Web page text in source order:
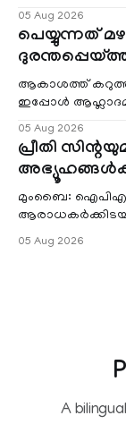
തുടരുന്നു. സീ5-ൽ
05 Aug 2026
പെയ്യുന്നത്
ആകാശത്ത്
ഇപ്പോൾ
ഒരുകാലത്ത്
05 Aug 2026
പ്രീതി
അഭ്യൂഹങ്ങൾക്ക്
മുംബൈ:
പ്രണയ
05 Aug 2026
A